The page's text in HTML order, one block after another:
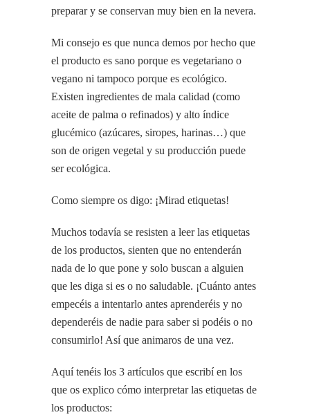
preparar y se conservan muy bien en la nevera.
Mi consejo es que nunca demos por hecho que
el producto es sano porque es vegetariano o
vegano ni tampoco porque es ecológico.
Existen ingredientes de mala calidad (como
aceite de palma o refinados) y alto índice
glucémico (azúcares, siropes, harinas…) que
son de origen vegetal y su producción puede
ser ecológica.
Como siempre os digo: ¡Mirad etiquetas!
Muchos todavía se resisten a leer las etiquetas
de los productos, sienten que no entenderán
nada de lo que pone y solo buscan a alguien
que les diga si es o no saludable. ¡Cuánto antes
empecéis a intentarlo antes aprenderéis y no
dependeréis de nadie para saber si podéis o no
consumirlo! Así que animaros de una vez.
Aquí tenéis los 3 artículos que escribí en los
que os explico cómo interpretar las etiquetas de
los productos: